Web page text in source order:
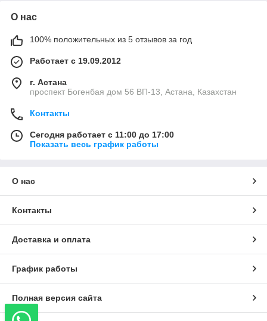
О нас
100% положительных из 5 отзывов за год
Работает с 19.09.2012
г. Астана
проспект Богенбая дом 56 ВП-13, Астана, Казахстан
Контакты
Сегодня работает с 11:00 до 17:00
Показать весь график работы
О нас
Контакты
Доставка и оплата
График работы
Полная версия сайта